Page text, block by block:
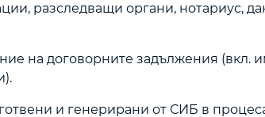
разследващи органи, нотариус,
на договорните задължения (вкл.
и генерирани от СИБ в